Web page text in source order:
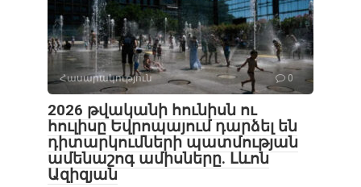
Հասարակություն 0
2026 թվականի հունիսն ու
հուլիսը Եվրոպայում դարձել են
դիտարկումների պատմության
ամենաշոգ ամիսները․ Լևոն
Ազիզյան